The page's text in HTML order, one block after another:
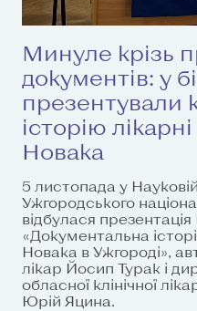
Минуле крізь
документів: у
презентували
історію
Новака
5 листопада у Науковій
Ужгородського
відбулася презентація
«Документальна
Новака в Ужгороді»,
лікар Йосип Турак і
обласної клінічної
Юрій Яцина.